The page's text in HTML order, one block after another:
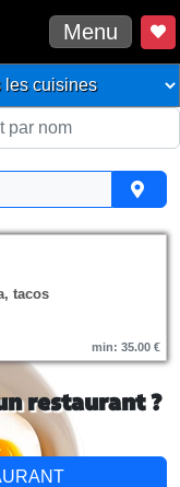
Menu
tacos
min: 35.00 €
restaurant ?